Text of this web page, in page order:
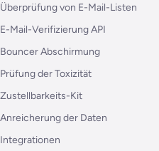
Überprüfung von E-Mail-Listen
E-Mail-Verifizierung API
Bouncer Abschirmung
Prüfung der Toxizität
Zustellbarkeits-Kit
Anreicherung der Daten
Integrationen